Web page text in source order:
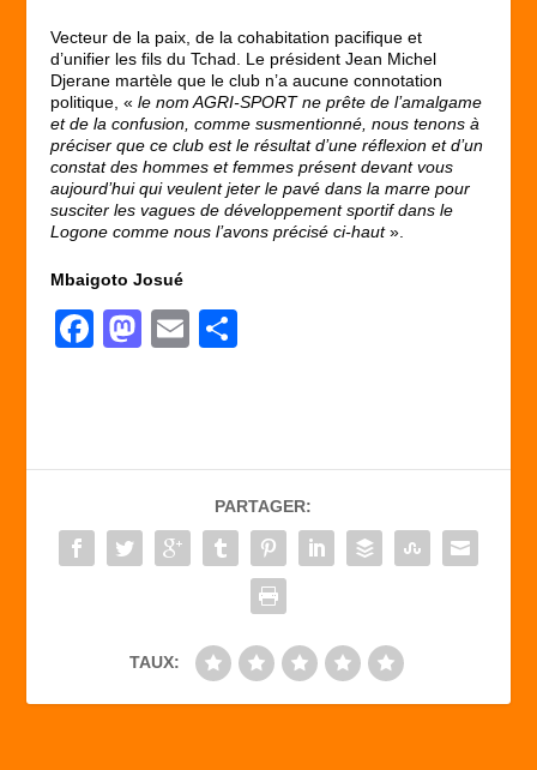
Vecteur de la paix, de la cohabitation pacifique et
d’unifier les fils du Tchad. Le président Jean Michel
Djerane martèle que le club n’a aucune connotation
politique, «le nom AGRI-SPORT ne prête de l’amalgame
et de la confusion, comme susmentionné, nous tenons à
préciser que ce club est le résultat d’une réflexion et d’un
constat des hommes et femmes présent devant vous
aujourd’hui qui veulent jeter le pavé dans la marre pour
susciter les vagues de développement sportif dans le
Logone comme nous l’avons précisé ci-haut».
Mbaigoto Josué
F
b
o
o
M
d
o
n
E
er
PARTAGER:
TAUX: